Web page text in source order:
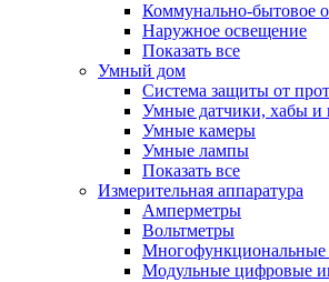
Коммунально-бытовое
Наружное освещение
Показать все
Умный дом
Система защиты от
Умные датчики, хабы и
Умные камеры
Умные лампы
Показать все
Измерительная аппаратура
Амперметры
Вольтметры
Многофункциональные
Модульные цифровые